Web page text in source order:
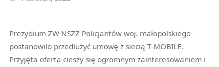
Prezydium ZW NSZZ Policjantów woj. małopolskiego
postanowiło przedłużyć umowę z siecią T-MOBILE.
Przyjęta oferta cieszy się ogromnym zainteresowaniem i